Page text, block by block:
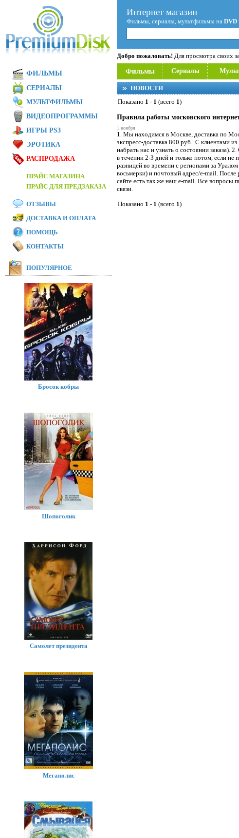
Интернет магазин
Фильмы, сериалы, мультфильмы на DVD
Добро пожаловать! Для просмотра своих
Фильмы Сериалы
НОВОСТИ
Показано 1 - 1 (всего 1)
Правила работы московского
1 ноября
1. Мы находимся в Москве, доставка по
экспресс-доставка 800 руб.. С клиентами
набрать нас и узнать о состоянии заказа).
в течении 2-3 дней и только потом, если не
разницей во времени с регионами за
восьмерки) и почтовый адрес/e-mail. После
сайте есть так же наш e-mail. Все вопросы
связи.
Показано 1 - 1 (всего 1)
ФИЛЬМЫ
СЕРИАЛЫ
МУЛЬТФИЛЬМЫ
ВИДЕОПРОГРАММЫ
ИГРЫ PS3
ЭРОТИКА
РАСПРОДАЖА
ПРАЙС МАГАЗИНА
ПРАЙС ДЛЯ ПРЕДЗАКАЗА
ОТЗЫВЫ
ДОСТАВКА И ОПЛАТА
ПОМОЩЬ
КОНТАКТЫ
ПОПУЛЯРНОЕ
Бросок кобры
Шопоголик
Самолет президента
Мегаполис